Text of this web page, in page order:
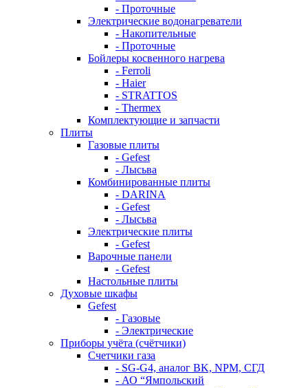
- Проточные
Электрические водонагреватели
- Накопительные
- Проточные
Бойлеры косвенного нагрева
- Ferroli
- Haier
- STRATTOS
- Thermex
Комплектующие и запчасти
Плиты
Газовые плиты
- Gefest
- Лысьва
Комбинированные плиты
- DARINA
- Gefest
- Лысьва
Электрические плиты
- Gefest
Варочные панели
- Gefest
Настольные плиты
Духовые шкафы
Gefest
- Газовые
- Электрические
Приборы учёта (счётчики)
Счетчики газа
- SG-G4, аналог BK, NPM, СГД
- АО “Ямпольский